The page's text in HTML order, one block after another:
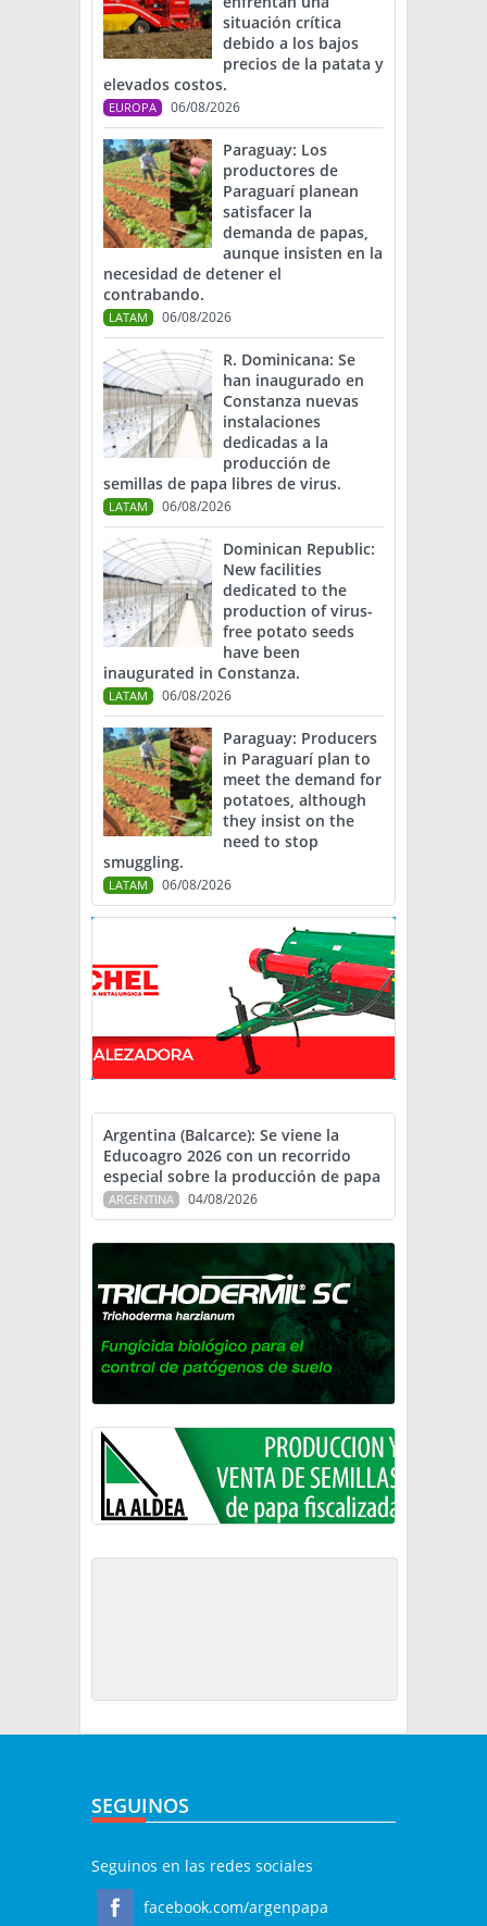
situación crítica
debido a los bajos
precios de la patata y
elevados costos.
EUROPA 06/08/2026
Paraguay: Los
productores de
Paraguarí planean
satisfacer la
demanda de papas,
aunque insisten en la
necesidad de detener el
contrabando.
LATAM 06/08/2026
R. Dominicana: Se
han inaugurado en
Constanza nuevas
instalaciones
dedicadas a la
producción de
semillas de papa libres de virus.
LATAM 06/08/2026
Dominican Republic:
New facilities
dedicated to the
production of virus-
free potato seeds
have been
inaugurated in Constanza.
LATAM 06/08/2026
Paraguay: Producers
in Paraguarí plan to
meet the demand for
potatoes, although
they insist on the
need to stop
smuggling.
LATAM 06/08/2026
Argentina (Balcarce): Se viene la
Educoagro 2026 con un recorrido
especial sobre la producción de papa
ARGENTINA 04/08/2026
SEGUINOS
Seguinos en las redes sociales
facebook.com/argenpapa